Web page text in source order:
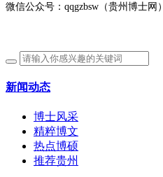
微信公众号：qqgzbsw（贵州博士网）
新闻动态
博士风采
精粹博文
热点博硕
推荐贵州